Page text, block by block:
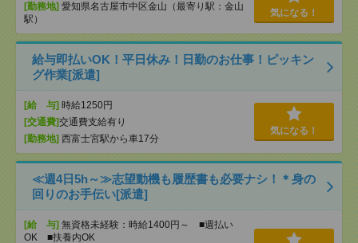
[勤務地] 愛知県名古屋市中区金山（最寄り駅：金山
駅）
気になる！
給与即払いOK！平日休み！日勤のお仕事！ピッキン
グ作業[派遣]
[給 与] 時給1250円
[交通費]交通費支給有り
[勤務地] 西富士宮駅から車17分
気になる！
≪週4日5h～≫志望動機も履歴書も必要ナシ！＊身の
回りのお手伝い[派遣]
[給 与] 無資格未経験：時給1400円～ ■週払い
OK ■扶養内OK